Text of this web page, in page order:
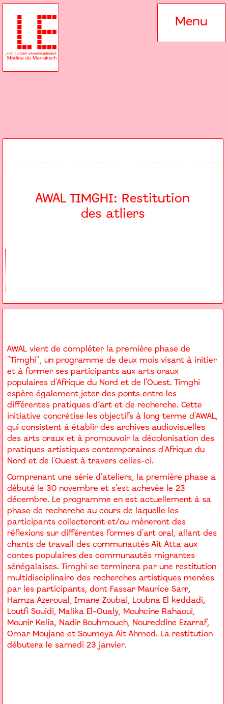
Menu
AWAL TIMGHI: Restitution
des atliers
AWAL vient de compléter la première phase de
"Timghi", un programme de deux mois visant à initier
et à former ses participants aux arts oraux
populaires d'Afrique du Nord et de l'Ouest. Timghi
espère également jeter des ponts entre les
différentes pratiques d’art et de recherche. Cette
initiative concrétise les objectifs à long terme d'AWAL,
qui consistent à établir des archives audiovisuelles
des arts oraux et à promouvoir la décolonisation des
pratiques artistiques contemporaines d'Afrique du
Nord et de l'Ouest à travers celles-ci.
Comprenant une série d'ateliers, la première phase a
débuté le 30 novembre et s'est achevée le 23
décembre. Le programme en est actuellement à sa
phase de recherche au cours de laquelle les
participants collecteront et/ou mèneront des
réflexions sur différentes formes d'art oral, allant des
chants de travail des communautés Ait Atta aux
contes populaires des communautés migrantes
sénégalaises. Timghi se terminera par une restitution
multidisciplinaire des recherches artistiques menées
par les participants, dont Fassar Maurice Sarr,
Hamza Azeroual, Imane Zoubai, Loubna El keddadi,
Loutfi Souidi, Malika El-Oualy, Mouhcine Rahaoui,
Mounir Kelia, Nadir Bouhmouch, Noureddine Ezarraf,
Omar Moujane et Soumeya Ait Ahmed. La restitution
débutera le samedi 23 janvier.